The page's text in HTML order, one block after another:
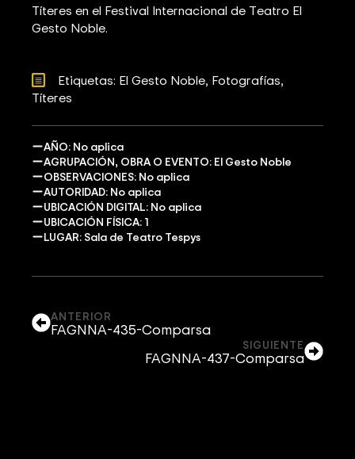
Títeres en el Festival Internacional de Teatro El
Gesto Noble.
Etiquetas: El Gesto Noble Fotografías
Títeres
AÑO: No aplica
AGRUPACIÓN, OBRA O EVENTO: El Gesto Noble
OBSERVACIONES: No aplica
AUTORIDAD: No aplica
UBICACIÓN DIGITAL: No aplica
UBICACIÓN FÍSICA: 1
LUGAR: Sala de Teatro Tespys
ANTERIOR
FAGNNA-435-Comparsa
SIGUIENTE
FAGNNA-437-Comparsa